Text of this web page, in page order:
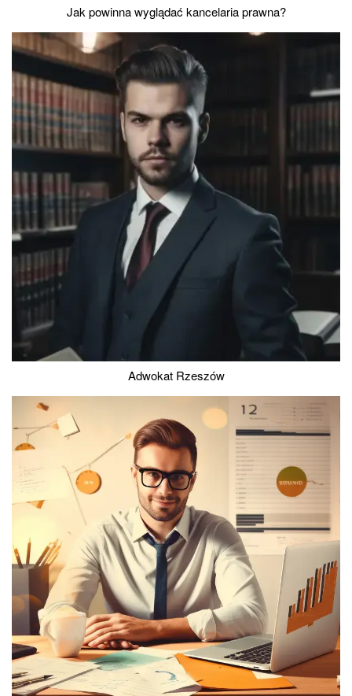
Jak powinna wyglądać kancelaria prawna?
Adwokat Rzeszów